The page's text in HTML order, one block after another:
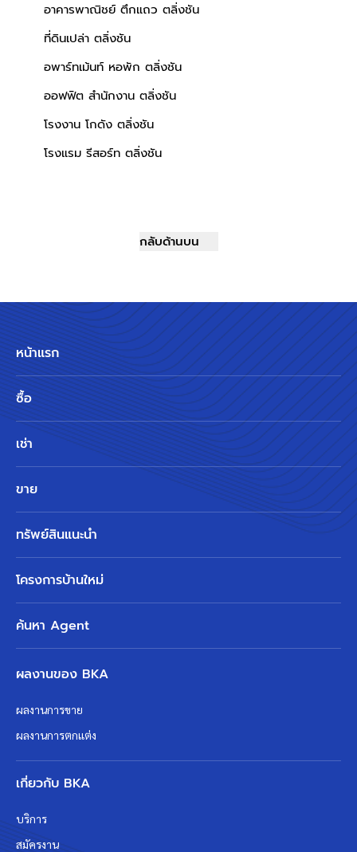
อาคารพาณิชย์ ตึกแถว ตลิ่งชัน
ที่ดินเปล่า ตลิ่งชัน
อพาร์ทเม้นท์ หอพัก ตลิ่งชัน
ออฟฟิต สำนักงาน ตลิ่งชัน
โรงงาน โกดัง ตลิ่งชัน
โรงแรม รีสอร์ท ตลิ่งชัน
กลับด้านบน
หน้าแรก
ซื้อ
เช่า
ขาย
ทรัพย์สินแนะนำ
โครงการบ้านใหม่
ค้นหา Agent
ผลงานของ BKA
ผลงานการขาย
ผลงานการตกแต่ง
เกี่ยวกับ BKA
บริการ
สมัครงาน